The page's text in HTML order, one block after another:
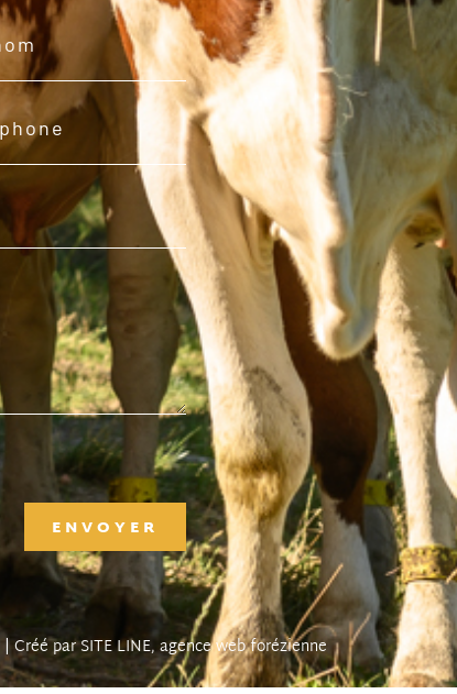
ENVOYER
| Créé par SITE LINE,agence webforézienne